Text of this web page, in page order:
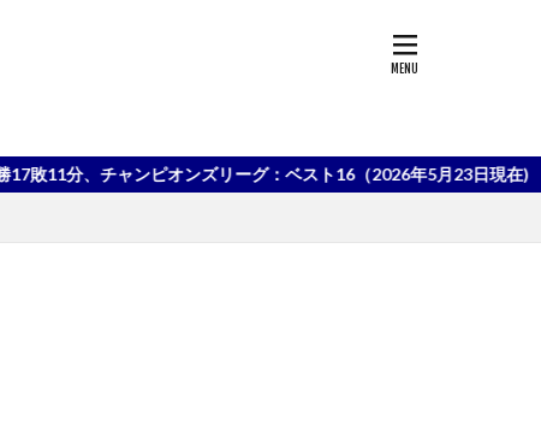
チャンピオンズリーグ：ベスト16（2026年5月23日現在)